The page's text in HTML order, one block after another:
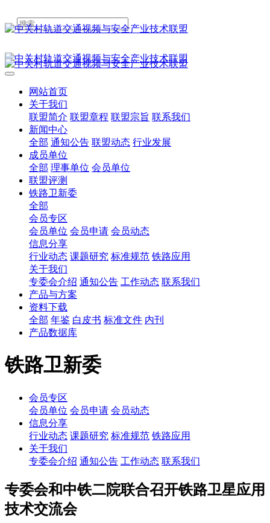
网站首页
关于我们
联盟简介 联盟章程 联盟宗旨 联系我们
新闻中心
全部 通知公告 联盟动态 行业发展
成员单位
全部 理事单位 会员单位
联盟评测
铁路卫新委
全部
会员专区
会员单位 会员申请 会员动态
信息分享
行业动态 课题研究 标准规范 铁路应用
关于我们
专委会介绍 通知公告 工作动态 联系我们
产品与方案
资料下载
全部 年鉴 白皮书 标准文件 内刊
产品数据库
铁路卫新委
会员专区
会员单位 会员申请 会员动态
信息分享
行业动态 课题研究 标准规范 铁路应用
关于我们
专委会介绍 通知公告 工作动态 联系我们
专委会和中铁二院联合召开铁路卫星应用
技术交流会